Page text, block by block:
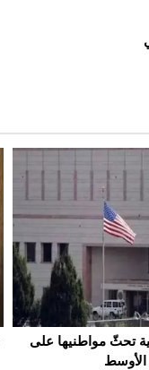
مع إسرائيل
الذل والعار